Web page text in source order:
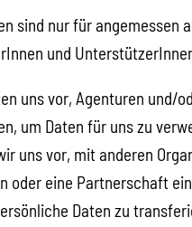
sind nur für angemessen
und
uns vor, Agenturen und/
um Daten für uns zu
uns vor, mit anderen
oder eine Partnerschaft
Daten zu